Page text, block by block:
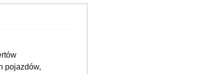
pojazdów,